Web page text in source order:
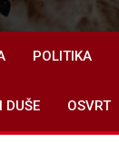
POLITIKA
DUŠE OSVRT